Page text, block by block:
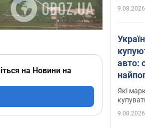
на Новини на
авто:
Які